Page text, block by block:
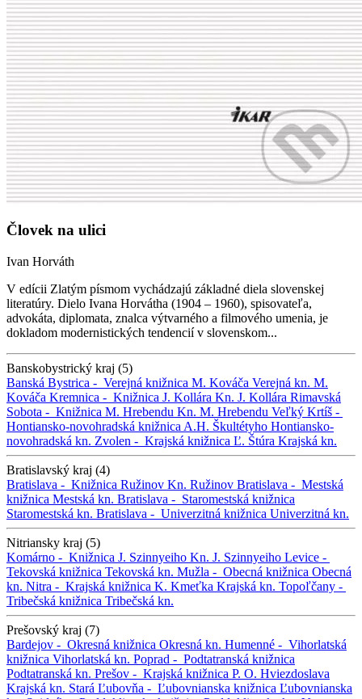
Človek na ulici
Ivan Horváth
V edícii Zlatým písmom vychádzajú základné diela slovenskej
literatúry. Dielo Ivana Horvátha (1904 – 1960), spisovateľa,
advokáta, diplomata, znalca výtvarného a filmového umenia, je
dokladom modernistických tendencií v slovenskom...
Banskobystrický kraj (5)
Banská Bystrica - Verejná knižnica M. Kováča Verejná kn. M.
Kováča Kremnica - Knižnica J. Kollára Kn. J. Kollára Rimavská
Sobota - Knižnica M. Hrebendu Kn. M. Hrebendu Veľký Krtíš -
Hontiansko-novohradská knižnica A.H. Škultétyho Hontiansko-
novohradská kn. Zvolen - Krajská knižnica Ľ. Štúra Krajská kn.
Bratislavský kraj (4)
Bratislava - Knižnica Ružinov Kn. Ružinov Bratislava - Mestská
knižnica Mestská kn. Bratislava - Staromestská knižnica
Staromestská kn. Bratislava - Univerzitná knižnica Univerzitná kn.
Nitriansky kraj (5)
Komárno - Knižnica J. Szinnyeiho Kn. J. Szinnyeiho Levice -
Tekovská knižnica Tekovská kn. Mužla - Obecná knižnica Obecná
kn. Nitra - Krajská knižnica K. Kmeťka Krajská kn. Topoľčany -
Tribečská knižnica Tribečská kn.
Prešovský kraj (7)
Bardejov - Okresná knižnica Okresná kn. Humenné - Vihorlatská
knižnica Vihorlatská kn. Poprad - Podtatranská knižnica
Podtatranská kn. Prešov - Krajská knižnica P. O. Hviezdoslava
Krajská kn. Stará Ľubovňa - Ľubovnianska knižnica Ľubovnianska